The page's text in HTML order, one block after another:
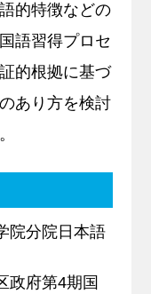
的特徴などの
語習得プロセ
的根拠に基づ
あり方を検討
院分院日本語
政府第4期国